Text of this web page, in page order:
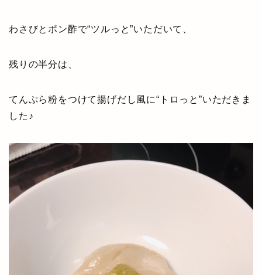
わさびとポン酢で“ツルっと”いただいて、
残りの半分は、
てんぷら粉をつけて揚げだし風に“トロっと”いただきま
した♪